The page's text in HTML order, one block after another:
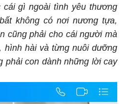
cái gì ngoài tình yêu thương
không có nơi nương tựa,
cũng phải cho cái người mà
hình hài và từng nuôi dưỡng
phải con dành những lời cay